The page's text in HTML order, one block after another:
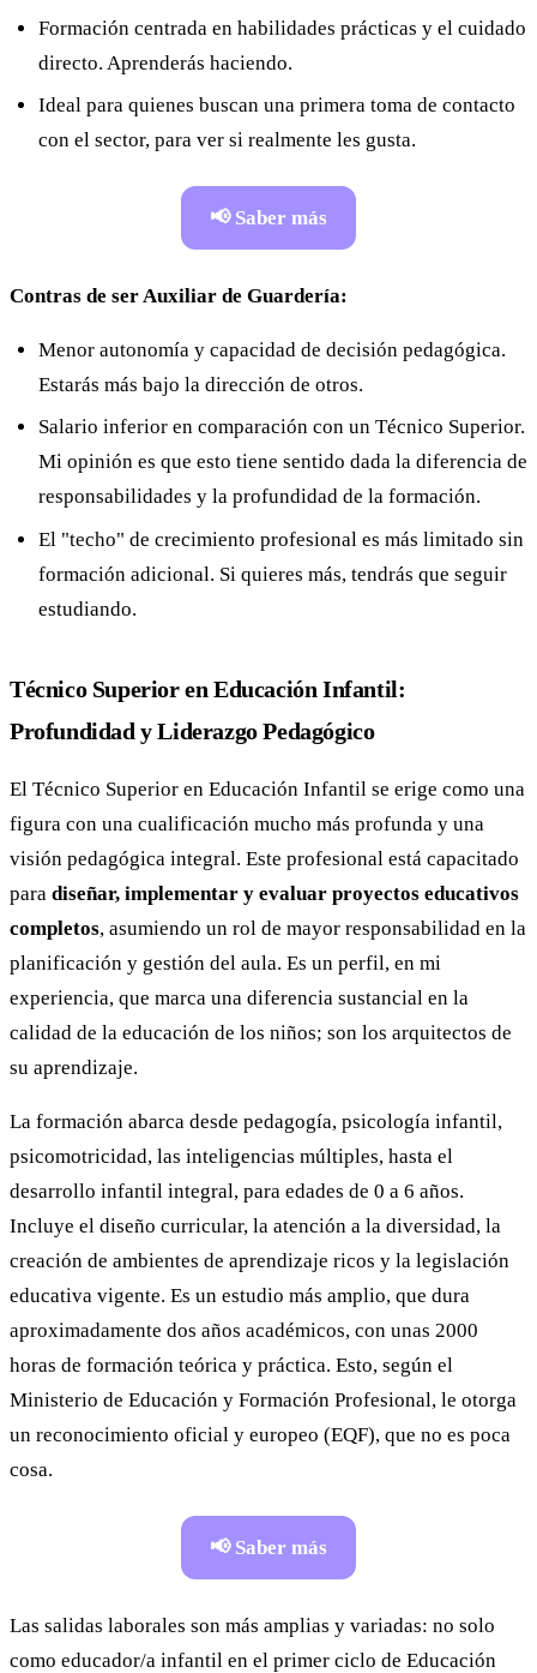
Formación centrada en habilidades prácticas y el cuidado
directo. Aprenderás haciendo.
Ideal para quienes buscan una primera toma de contacto
con el sector, para ver si realmente les gusta.
📢 Saber más
Contras de ser Auxiliar de Guardería:
Menor autonomía y capacidad de decisión pedagógica.
Estarás más bajo la dirección de otros.
Salario inferior en comparación con un Técnico Superior.
Mi opinión es que esto tiene sentido dada la diferencia de
responsabilidades y la profundidad de la formación.
El "techo" de crecimiento profesional es más limitado sin
formación adicional. Si quieres más, tendrás que seguir
estudiando.
Técnico Superior en Educación Infantil:
Profundidad y Liderazgo Pedagógico
El Técnico Superior en Educación Infantil se erige como una
figura con una cualificación mucho más profunda y una
visión pedagógica integral. Este profesional está capacitado
para diseñar, implementar y evaluar proyectos educativos
completos, asumiendo un rol de mayor responsabilidad en la
planificación y gestión del aula. Es un perfil, en mi
experiencia, que marca una diferencia sustancial en la
calidad de la educación de los niños; son los arquitectos de
su aprendizaje.
La formación abarca desde pedagogía, psicología infantil,
psicomotricidad, las inteligencias múltiples, hasta el
desarrollo infantil integral, para edades de 0 a 6 años.
Incluye el diseño curricular, la atención a la diversidad, la
creación de ambientes de aprendizaje ricos y la legislación
educativa vigente. Es un estudio más amplio, que dura
aproximadamente dos años académicos, con unas 2000
horas de formación teórica y práctica. Esto, según el
Ministerio de Educación y Formación Profesional, le otorga
un reconocimiento oficial y europeo (EQF), que no es poca
cosa.
📢 Saber más
Las salidas laborales son más amplias y variadas: no solo
como educador/a infantil en el primer ciclo de Educación